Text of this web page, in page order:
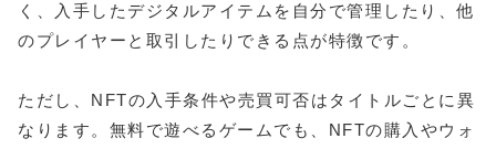
く、入手したデジタルアイテムを自分で管理したり、他
のプレイヤーと取引したりできる点が特徴です。
ただし、NFTの入手条件や売買可否はタイトルごとに異
なります。無料で遊べるゲームでも、NFTの購入やウォ